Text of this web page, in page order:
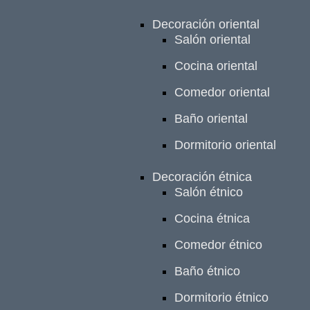
Decoración oriental
Salón oriental
Cocina oriental
Comedor oriental
Baño oriental
Dormitorio oriental
Decoración étnica
Salón étnico
Cocina étnica
Comedor étnico
Baño étnico
Dormitorio étnico